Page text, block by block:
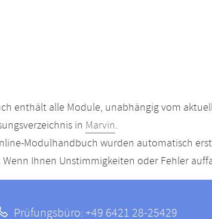
enthält alle Module, unabhängig vom
in Marvin.
Modulhandbuch wurden automatisch
Ihnen Unstimmigkeiten oder Fehler
Prüfungsbüro: +49 6421 28-25429